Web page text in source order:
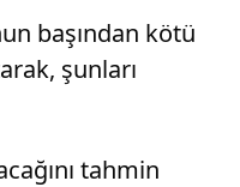
başından kötü
şunları
tahmin